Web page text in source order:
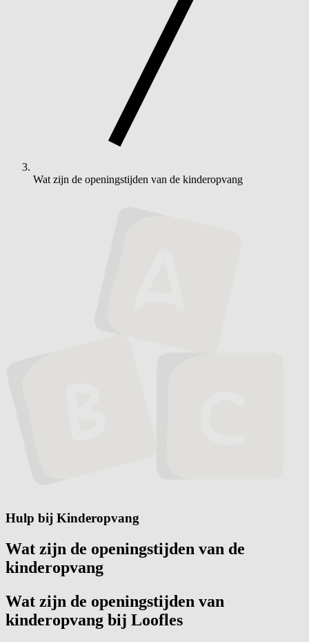
Wat zijn de openingstijden van de kinderopvang
Hulp bij Kinderopvang
Wat zijn de openingstijden van de
kinderopvang
Wat zijn de openingstijden van
kinderopvang bij Loofles